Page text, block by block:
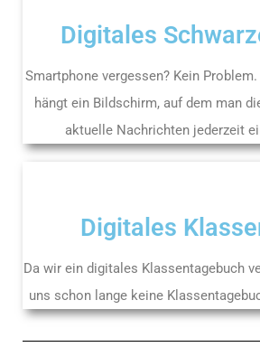
Digitales
Smartphone vergessen? Kein
hängt ein Bildschirm, auf dem man
aktuelle Nachrichten jederzeit
Digitales
Da wir ein digitales Klassentagebuch
uns schon lange keine